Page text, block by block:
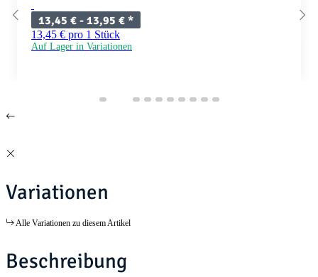
13,45 € - 13,95 € *
13,45 € pro 1 Stück
Auf Lager in Variationen
Variationen
Alle Variationen zu diesem Artikel
Beschreibung